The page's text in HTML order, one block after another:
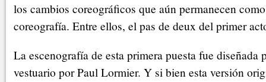
los cambios coreográficos que aún permanecen
coreografía. Entre ellos, el pas de deux del primer
La escenografía de esta primera puesta fue diseñada
vestuario por Paul Lormier. Y si bien esta versión